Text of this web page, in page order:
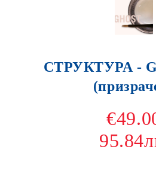
СТРУКТУРА -